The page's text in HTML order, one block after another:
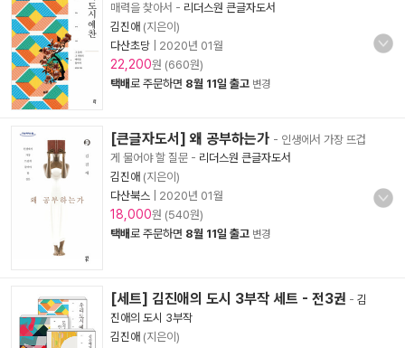
매력을 찾아서 - 리더스원 큰글자도서
김진애 (지은이)
다산초당
2020년 01월
22,200원 (660원)
택배로 주문하면 8월 11일 출고 변경
[큰글자도서] 왜 공부하는가 - 인생에서 가장 뜨겁
게 물어야 할 질문 - 리더스원 큰글자도서
김진애 (지은이)
다산북스
2020년 01월
18,000원 (540원)
택배로 주문하면 8월 11일 출고 변경
[세트] 김진애의 도시 3부작 세트 - 전3권 - 김
진애의 도시 3부작
김진애 (지은이)